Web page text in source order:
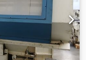
lathes are